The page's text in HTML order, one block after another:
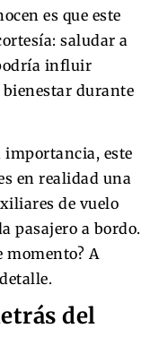
es que este
saludar a
influir
durante
este
en realidad una
de vuelo
pasajero a bordo.
momento? A
del